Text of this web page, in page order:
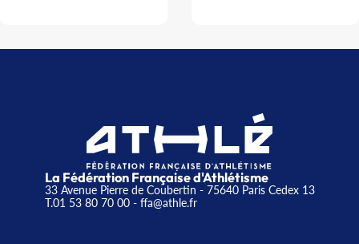
La Fédération Française d'Athlétisme
33 Avenue Pierre de Coubertin - 75640 Paris Cedex 13
T.01 53 80 70 00- ffa@athle.fr